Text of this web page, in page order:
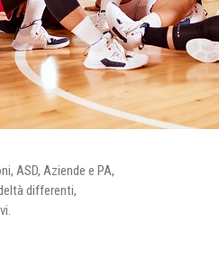
ASD, Aziende e PA,
differenti,